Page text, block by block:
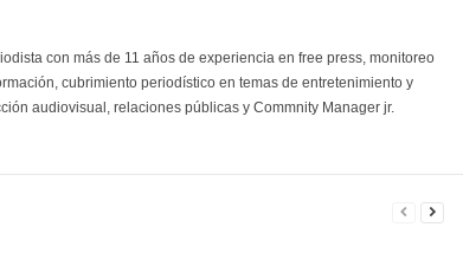
con más de 11 años de experiencia en free press, monitoreo
cubrimiento periodístico en temas de entretenimiento y
audiovisual, relaciones públicas y Commnity Manager jr.